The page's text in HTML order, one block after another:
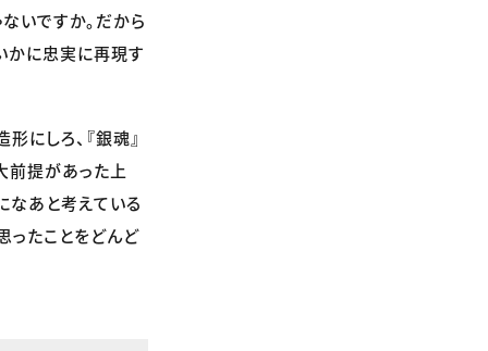
いですか。だから
かに忠実に再現す
にしろ、『銀魂』
前提があった上
なあと考えている
ったことをどんど